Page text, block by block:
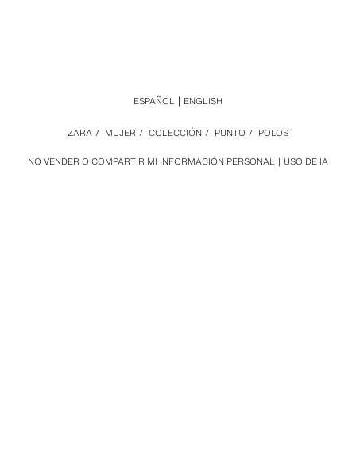
NO VENDER O COMPARTIR MI INFORMACIÓN PERSONAL USO DE IA
ZARA / MUJER / COLECCIÓN / PUNTO / POLOS
ESPAÑOL ENGLISH